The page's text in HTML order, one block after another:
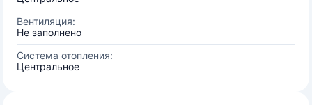
Вентиляция:
Не заполнено
Система отопления:
Центральное